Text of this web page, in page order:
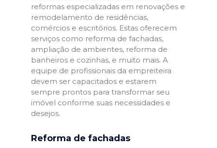
reformas especializadas em renovações e
remodelamento de residências,
comércios e escritórios. Estas oferecem
serviços como reforma de fachadas,
ampliação de ambientes, reforma de
banheiros e cozinhas, e muito mais. A
equipe de profissionais da empreiteira
devem ser capacitados e estarem
sempre prontos para transformar seu
imóvel conforme suas necessidades e
desejos.
Reforma de fachadas